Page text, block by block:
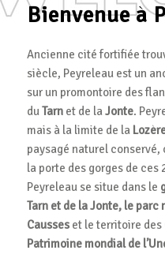
Bienvenue à
Ancienne cité fortifiée
siècle, Peyreleau est un
sur un promontoire des
du Tarnet de la Jonte.
mais à la limite de la
paysagé naturel
la porte des gorges de ces
Peyreleau se situe dans le
Tarn et de la Jonte, le parc
Causseset le territoire des
Patrimoine mondial de